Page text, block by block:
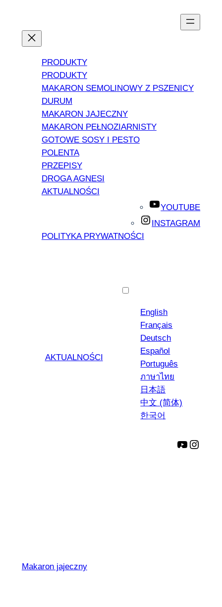
PRODUKTY
PRODUKTY
MAKARON SEMOLINOWY Z PSZENICY
DURUM
MAKARON JAJECZNY
MAKARON PEŁNOZIARNISTY
GOTOWE SOSY I PESTO
POLENTA
PRZEPISY
DROGA AGNESI
AKTUALNOŚCI
YOUTUBE
INSTAGRAM
POLITYKA PRYWATNOŚCI
AKTUALNOŚCI
English
Français
Deutsch
Español
Português
ภาษาไทย
日本語
中文 (简体)
한국어
YouTube
Makaron jajeczny